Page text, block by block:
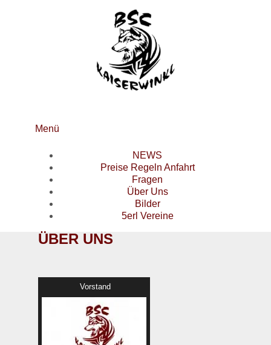
Menü
NEWS
Preise Regeln Anfahrt
Fragen
Über Uns
Bilder
5erl Vereine
ÜBER UNS
Vorstand